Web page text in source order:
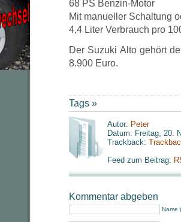
68 PS Benzin-Motor
Mit manueller Schaltung
4,4 Liter Verbrauch pro
Der Suzuki Alto gehört
8.900 Euro.
Tags »
Autor: Peter
Datum: Freitag, 20.
Trackback:
Feed zum Beitrag:
Kommentar abgeben
Name